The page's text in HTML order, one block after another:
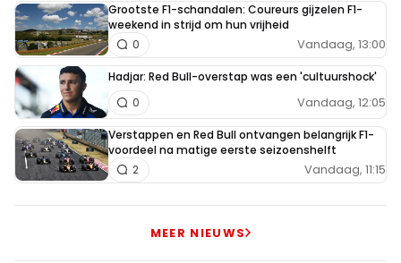
Grootste F1-schandalen: Coureurs gijzelen F1-
weekend in strijd om hun vrijheid
Vandaag, 13:00
0
Hadjar: Red Bull-overstap was een 'cultuurshock'
Vandaag, 12:05
0
Verstappen en Red Bull ontvangen belangrijk F1-
voordeel na matige eerste seizoenshelft
Vandaag, 11:15
2
MEER NIEUWS